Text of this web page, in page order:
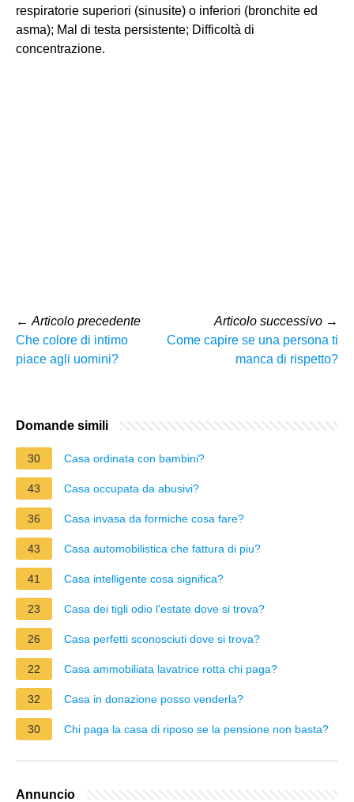
respiratorie superiori (sinusite) o inferiori (bronchite ed
asma); Mal di testa persistente; Difficoltà di
concentrazione.
← Articolo precedente
Che colore di intimo
piace agli uomini?
Articolo successivo →
Come capire se una persona ti
manca di rispetto?
Domande simili
30 Casa ordinata con bambini?
43 Casa occupata da abusivi?
36 Casa invasa da formiche cosa fare?
43 Casa automobilistica che fattura di piu?
41 Casa intelligente cosa significa?
23 Casa dei tigli odio l'estate dove si trova?
26 Casa perfetti sconosciuti dove si trova?
22 Casa ammobiliata lavatrice rotta chi paga?
32 Casa in donazione posso venderla?
30 Chi paga la casa di riposo se la pensione non basta?
Annuncio